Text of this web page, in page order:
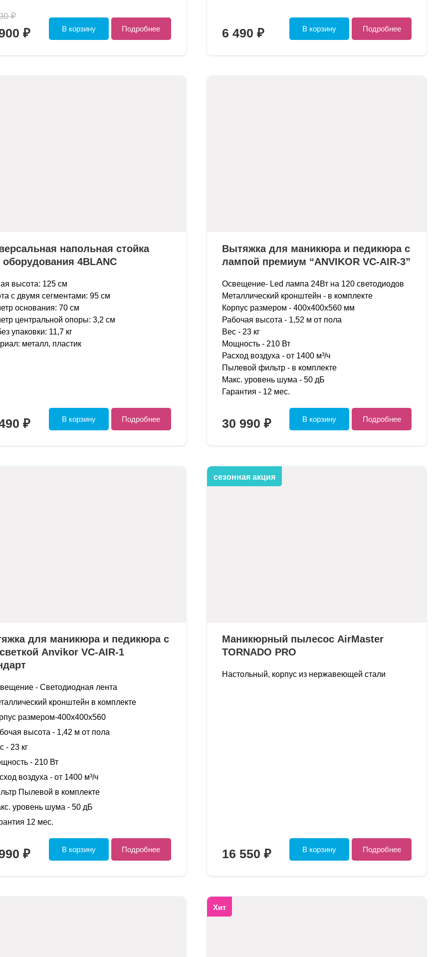
₽
₽ В корзину Подробнее 6 490 ₽ В корзину Подробнее
напольная стойка
4BLANC
высота: 125 см
с двумя сегментами: 95 см
основания: 70 см
центральной опоры: 3,2 см
упаковки: 11,7 кг
металл, пластик
₽ В корзину Подробнее
Вытяжка для маникюра и педикюра с
лампой премиум “ANVIKOR VC-AIR-3”
Освещение- Led лампа 24Вт на 120 светодиодов
Металлический кронштейн - в комплекте
Корпус размером - 400х400х560 мм
Рабочая высота - 1,52 м от пола
Вес - 23 кг
Мощность - 210 Вт
Расход воздуха - от 1400 м³/ч
Пылевой фильтр - в комплекте
Макс. уровень шума - 50 дБ
Гарантия - 12 мес.
30 990 ₽ В корзину Подробнее
для маникюра и педикюра с
Anvikor VC-AIR-1
-Светодиодная лента
кронштейн в комплекте
размером-400х400х560
высота - 1,42 м от пола
- 23 кг
- 210 Вт
воздуха -от 1400 м³/ч
Пылевой в комплекте
уровень шума -50 дБ
12 мес.
₽ В корзину Подробнее
сезонная акция
Маникюрный пылесос AirMaster
TORNADO PRO
Настольный, корпус из нержавеющей стали
16 550 ₽ В корзину Подробнее
Хит